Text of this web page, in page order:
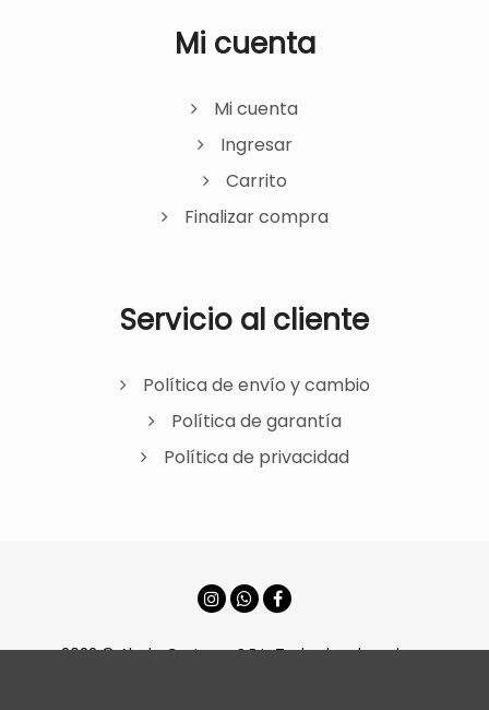
Mi cuenta
Mi cuenta
Ingresar
Carrito
Finalizar compra
Servicio al cliente
Política de envío y cambio
Política de garantía
Política de privacidad
2022 © Ahola Carteras S.R.L. Todos los derechos